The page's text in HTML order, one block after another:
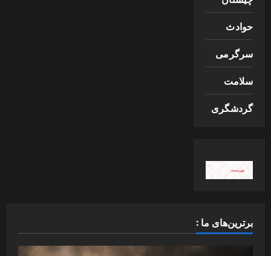
حوادث
سرگرمی
سلامت
گردشگری
برترین‌های ما :